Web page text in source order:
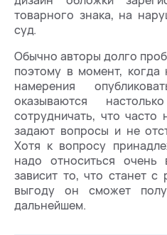
товарного знака, на
суд.
Обычно авторы долго
поэтому в момент, когда
намерения
оказываются
сотрудничать, что
задают вопросы и не
Хотя к вопросу
надо относиться очень
зависит то, что станет с
выгоду он сможет
дальнейшем.